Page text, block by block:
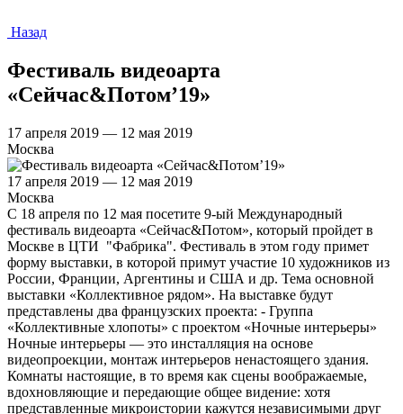
Назад
Фестиваль видеоарта
«Сейчас&Потом’19»
17 апреля 2019 — 12 мая 2019
Москва
17 апреля 2019 — 12 мая 2019
Москва
С 18 апреля по 12 мая посетите 9-ый Международный
фестиваль видеоарта «Сейчас&Потом», который пройдет в
Москве в ЦТИ "Фабрика". Фестиваль в этом году примет
форму выставки, в которой примут участие 10 художников из
России, Франции, Аргентины и США и др. Тема основной
выставки «Коллективное рядом». На выставке будут
представлены два французских проекта: - Группа
«Коллективные хлопоты» с проектом «Ночные интерьеры»
Ночные интерьеры — это инсталляция на основе
видеопроекции, монтаж интерьеров ненастоящего здания.
Комнаты настоящие, в то время как сцены воображаемые,
вдохновляющие и передающие общее видение: хотя
представленные микроистории кажутся независимыми друг